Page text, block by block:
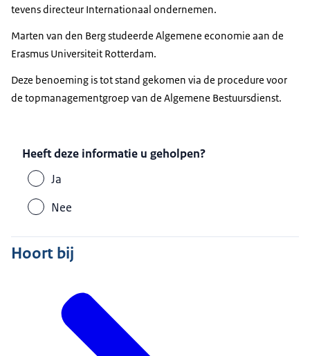
tevens directeur Internationaal ondernemen.
Marten van den Berg studeerde Algemene economie aan de
Erasmus Universiteit Rotterdam.
Deze benoeming is tot stand gekomen via de procedure voor
de topmanagementgroep van de Algemene Bestuursdienst.
Heeft deze informatie u geholpen?
Ja
Nee
Hoort bij